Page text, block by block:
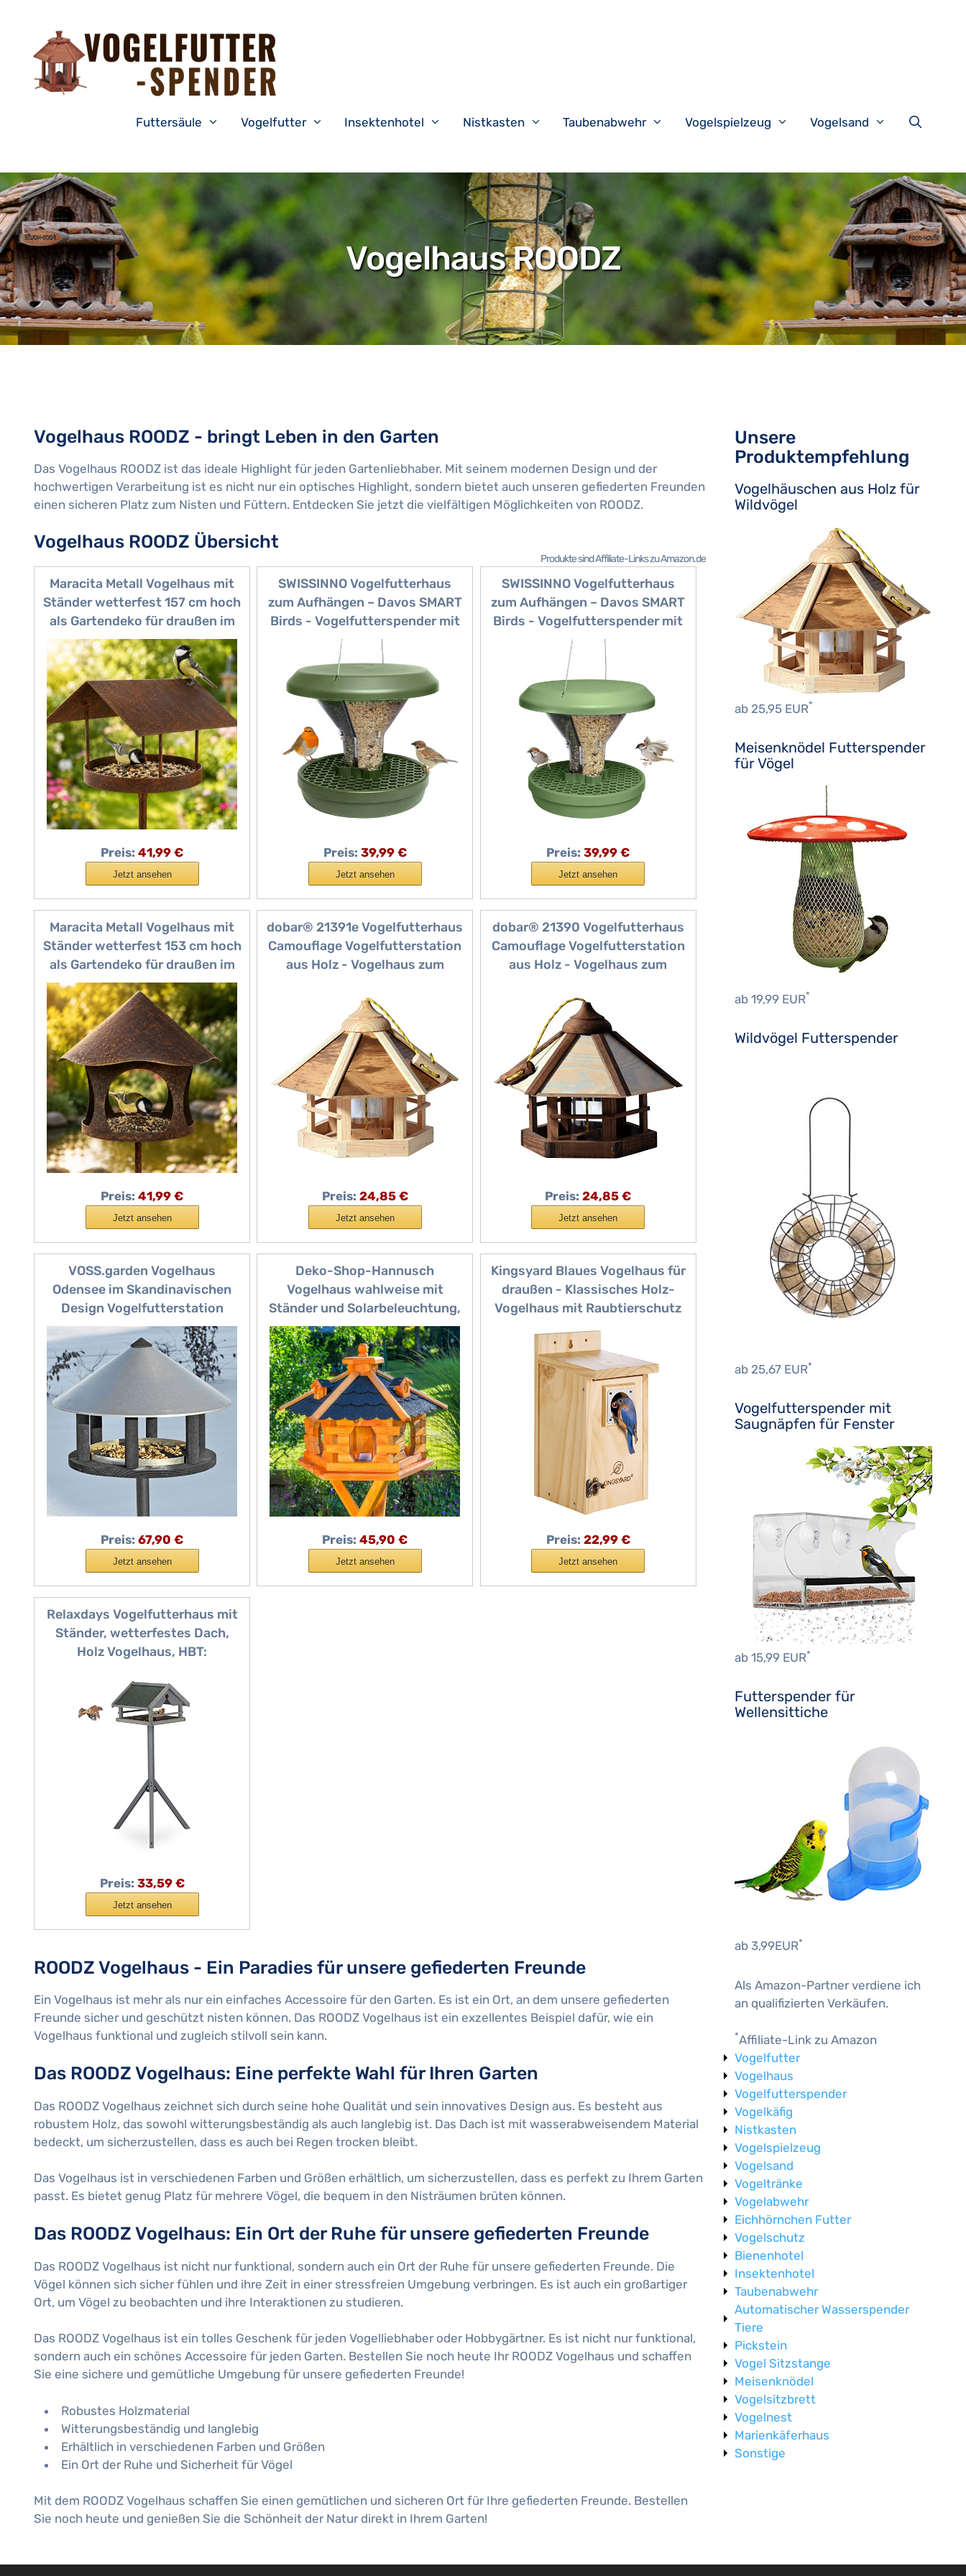
springen
Futtersäule Vogelfutter Insektenhotel Nistkasten Taubenabwehr Vogelspielzeug Vogelsand
Vogelhaus ROODZ
Vogelhaus ROODZ - bringt Leben in den Garten
Das Vogelhaus ROODZ ist das ideale Highlight für jeden Gartenliebhaber. Mit seinem modernen Design und der
hochwertigen Verarbeitung ist es nicht nur ein optisches Highlight, sondern bietet auch unseren gefiederten Freunden
einen sicheren Platz zum Nisten und Füttern. Entdecken Sie jetzt die vielfältigen Möglichkeiten von ROODZ.
Vogelhaus ROODZ Übersicht
Produkte sind Affiliate-Links zu Amazon.de
Maracita Metall Vogelhaus mit
Ständer wetterfest 157 cm hoch
als Gartendeko für draußen im
Garten I Vogelhaus I
Vogelhäuschen I Terrasse I
Vogelfutterstation I
Vogelfutterstation I Bird Feeder
Preis: 41,99 €
Jetzt ansehen
SWISSINNO Vogelfutterhaus
zum Aufhängen – Davos SMART
Birds - Vogelfutterspender mit
Auffangschale - Futterstation
für Vögel - Futtersilo
Rattensicher - Vogelhaus für
Garten & Balkon - Grün
Preis: 39,99 €
Jetzt ansehen
SWISSINNO Vogelfutterhaus
zum Aufhängen – Davos SMART
Birds - Vogelfutterspender mit
Auffangschale - Futterstation
für Vögel - Futtersilo
Rattensicher - Vogelhaus für
Garten & Balkon - Salbei
Preis: 39,99 €
Jetzt ansehen
Maracita Metall Vogelhaus mit
Ständer wetterfest 153 cm hoch
als Gartendeko für draußen im
Garten I Vogelhaus I
Vogelhäuschen I Terrasse I
Vogelfutterstation I
Vogelfutterstation I Bird Feeder
Preis: 41,99 €
Jetzt ansehen
dobar® 21391e Vogelfutterhaus
Camouflage Vogelfutterstation
aus Holz - Vogelhaus zum
Kompakte Vogelvilla - 35 x 35 x
29 cm - Natur-Geflammt
Preis: 24,85 €
Jetzt ansehen
dobar® 21390 Vogelfutterhaus
Camouflage Vogelfutterstation
aus Holz - Vogelhaus zum
Kompakte Vogelvilla - 35 x 35 x
29 cm - Braun-Beige-Grau
Preis: 24,85 €
Jetzt ansehen
VOSS.garden Vogelhaus
Odensee im Skandinavischen
Design Vogelfutterstation
Vogelhäuschen Gartenvögel
Singvögel Wildvögel füttern
Vogelbeobachtung
Vogelfutterhaus
Preis: 67,90 €
Jetzt ansehen
Deko-Shop-Hannusch
Vogelhaus wahlweise mit
Ständer und Solarbeleuchtung,
Verschiedene Größen L - XXL,
Futtersilo, wetterfestes
Bitumendach (Größe Standard L,
schwarz)
Preis: 45,90 €
Jetzt ansehen
Kingsyard Blaues Vogelhaus für
draußen - Klassisches Holz-
Vogelhaus mit Raubtierschutz
Haubenmeisen, Meisen und
nistende Vögel, Holz
Preis: 22,99 €
Jetzt ansehen
Relaxdays Vogelfutterhaus mit
Ständer, wetterfestes Dach,
Holz Vogelhaus, HBT:
Wildvögel, grau
Preis: 33,59 €
Jetzt ansehen
ROODZ Vogelhaus - Ein Paradies für unsere gefiederten Freunde
Ein Vogelhaus ist mehr als nur ein einfaches Accessoire für den Garten. Es ist ein Ort, an dem unsere gefiederten
Freunde sicher und geschützt nisten können. Das ROODZ Vogelhaus ist ein exzellentes Beispiel dafür, wie ein
Vogelhaus funktional und zugleich stilvoll sein kann.
Das ROODZ Vogelhaus: Eine perfekte Wahl für Ihren Garten
Das ROODZ Vogelhaus zeichnet sich durch seine hohe Qualität und sein innovatives Design aus. Es besteht aus
robustem Holz, das sowohl witterungsbeständig als auch langlebig ist. Das Dach ist mit wasserabweisendem Material
bedeckt, um sicherzustellen, dass es auch bei Regen trocken bleibt.
Das Vogelhaus ist in verschiedenen Farben und Größen erhältlich, um sicherzustellen, dass es perfekt zu Ihrem Garten
passt. Es bietet genug Platz für mehrere Vögel, die bequem in den Nisträumen brüten können.
Das ROODZ Vogelhaus: Ein Ort der Ruhe für unsere gefiederten Freunde
Das ROODZ Vogelhaus ist nicht nur funktional, sondern auch ein Ort der Ruhe für unsere gefiederten Freunde. Die
Vögel können sich sicher fühlen und ihre Zeit in einer stressfreien Umgebung verbringen. Es ist auch ein großartiger
Ort, um Vögel zu beobachten und ihre Interaktionen zu studieren.
Das ROODZ Vogelhaus ist ein tolles Geschenk für jeden Vogelliebhaber oder Hobbygärtner. Es ist nicht nur funktional,
sondern auch ein schönes Accessoire für jeden Garten. Bestellen Sie noch heute Ihr ROODZ Vogelhaus und schaffen
Sie eine sichere und gemütliche Umgebung für unsere gefiederten Freunde!
Robustes Holzmaterial
Witterungsbeständig und langlebig
Erhältlich in verschiedenen Farben und Größen
Ein Ort der Ruhe und Sicherheit für Vögel
Mit dem ROODZ Vogelhaus schaffen Sie einen gemütlichen und sicheren Ort für Ihre gefiederten Freunde. Bestellen
Sie noch heute und genießen Sie die Schönheit der Natur direkt in Ihrem Garten!
Unsere
Produktempfehlung
Vogelhäuschen aus Holz für
Wildvögel
ab 25,95 EUR*
Meisenknödel Futterspender
für Vögel
ab 19,99 EUR*
Wildvögel Futterspender
ab 25,67 EUR*
Vogelfutterspender mit
Saugnäpfen für Fenster
ab 15,99 EUR*
Futterspender für
Wellensittiche
ab 3,99EUR*
Als Amazon-Partner verdiene ich
an qualifizierten Verkäufen.
*Affiliate-Link zu Amazon
Vogelfutter
Vogelhaus
Vogelfutterspender
Vogelkäfig
Nistkasten
Vogelspielzeug
Vogelsand
Vogeltränke
Vogelabwehr
Eichhörnchen Futter
Vogelschutz
Bienenhotel
Insektenhotel
Taubenabwehr
Automatischer Wasserspender
Tiere
Pickstein
Vogel Sitzstange
Meisenknödel
Vogelsitzbrett
Vogelnest
Marienkäferhaus
Sonstige